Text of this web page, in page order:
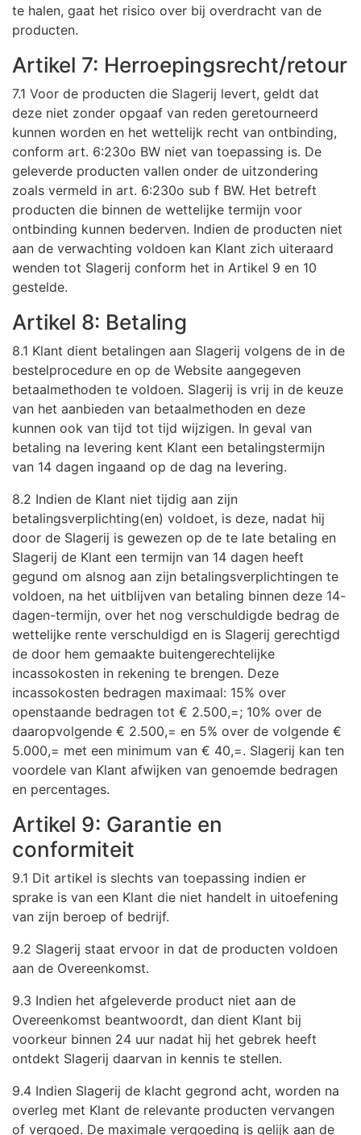
te halen, gaat het risico over bij overdracht van de
producten.
Artikel 7: Herroepingsrecht/retour
7.1 Voor de producten die Slagerij levert, geldt dat
deze niet zonder opgaaf van reden geretourneerd
kunnen worden en het wettelijk recht van ontbinding,
conform art. 6:230o BW niet van toepassing is. De
geleverde producten vallen onder de uitzondering
zoals vermeld in art. 6:230o sub f BW. Het betreft
producten die binnen de wettelijke termijn voor
ontbinding kunnen bederven. Indien de producten niet
aan de verwachting voldoen kan Klant zich uiteraard
wenden tot Slagerij conform het in Artikel 9 en 10
gestelde.
Artikel 8: Betaling
8.1 Klant dient betalingen aan Slagerij volgens de in de
bestelprocedure en op de Website aangegeven
betaalmethoden te voldoen. Slagerij is vrij in de keuze
van het aanbieden van betaalmethoden en deze
kunnen ook van tijd tot tijd wijzigen. In geval van
betaling na levering kent Klant een betalingstermijn
van 14 dagen ingaand op de dag na levering.
8.2 Indien de Klant niet tijdig aan zijn
betalingsverplichting(en) voldoet, is deze, nadat hij
door de Slagerij is gewezen op de te late betaling en
Slagerij de Klant een termijn van 14 dagen heeft
gegund om alsnog aan zijn betalingsverplichtingen te
voldoen, na het uitblijven van betaling binnen deze 14-
dagen-termijn, over het nog verschuldigde bedrag de
wettelijke rente verschuldigd en is Slagerij gerechtigd
de door hem gemaakte buitengerechtelijke
incassokosten in rekening te brengen. Deze
incassokosten bedragen maximaal: 15% over
openstaande bedragen tot € 2.500,=; 10% over de
daaropvolgende € 2.500,= en 5% over de volgende €
5.000,= met een minimum van € 40,=. Slagerij kan ten
voordele van Klant afwijken van genoemde bedragen
en percentages.
Artikel 9: Garantie en
conformiteit
9.1 Dit artikel is slechts van toepassing indien er
sprake is van een Klant die niet handelt in uitoefening
van zijn beroep of bedrijf.
9.2 Slagerij staat ervoor in dat de producten voldoen
aan de Overeenkomst.
9.3 Indien het afgeleverde product niet aan de
Overeenkomst beantwoordt, dan dient Klant bij
voorkeur binnen 24 uur nadat hij het gebrek heeft
ontdekt Slagerij daarvan in kennis te stellen.
9.4 Indien Slagerij de klacht gegrond acht, worden na
overleg met Klant de relevante producten vervangen
of vergoed. De maximale vergoeding is gelijk aan de